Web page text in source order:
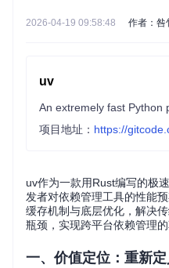
2026-04-19 09:58:48 作者：咎
uv
项目地址： https://
uv作为一款用Rust编写的极
发者对依赖管理工具的性能
缓存机制与底层优化，解决
瓶颈，实现跨平台依赖管理的
一、价值定位：重新